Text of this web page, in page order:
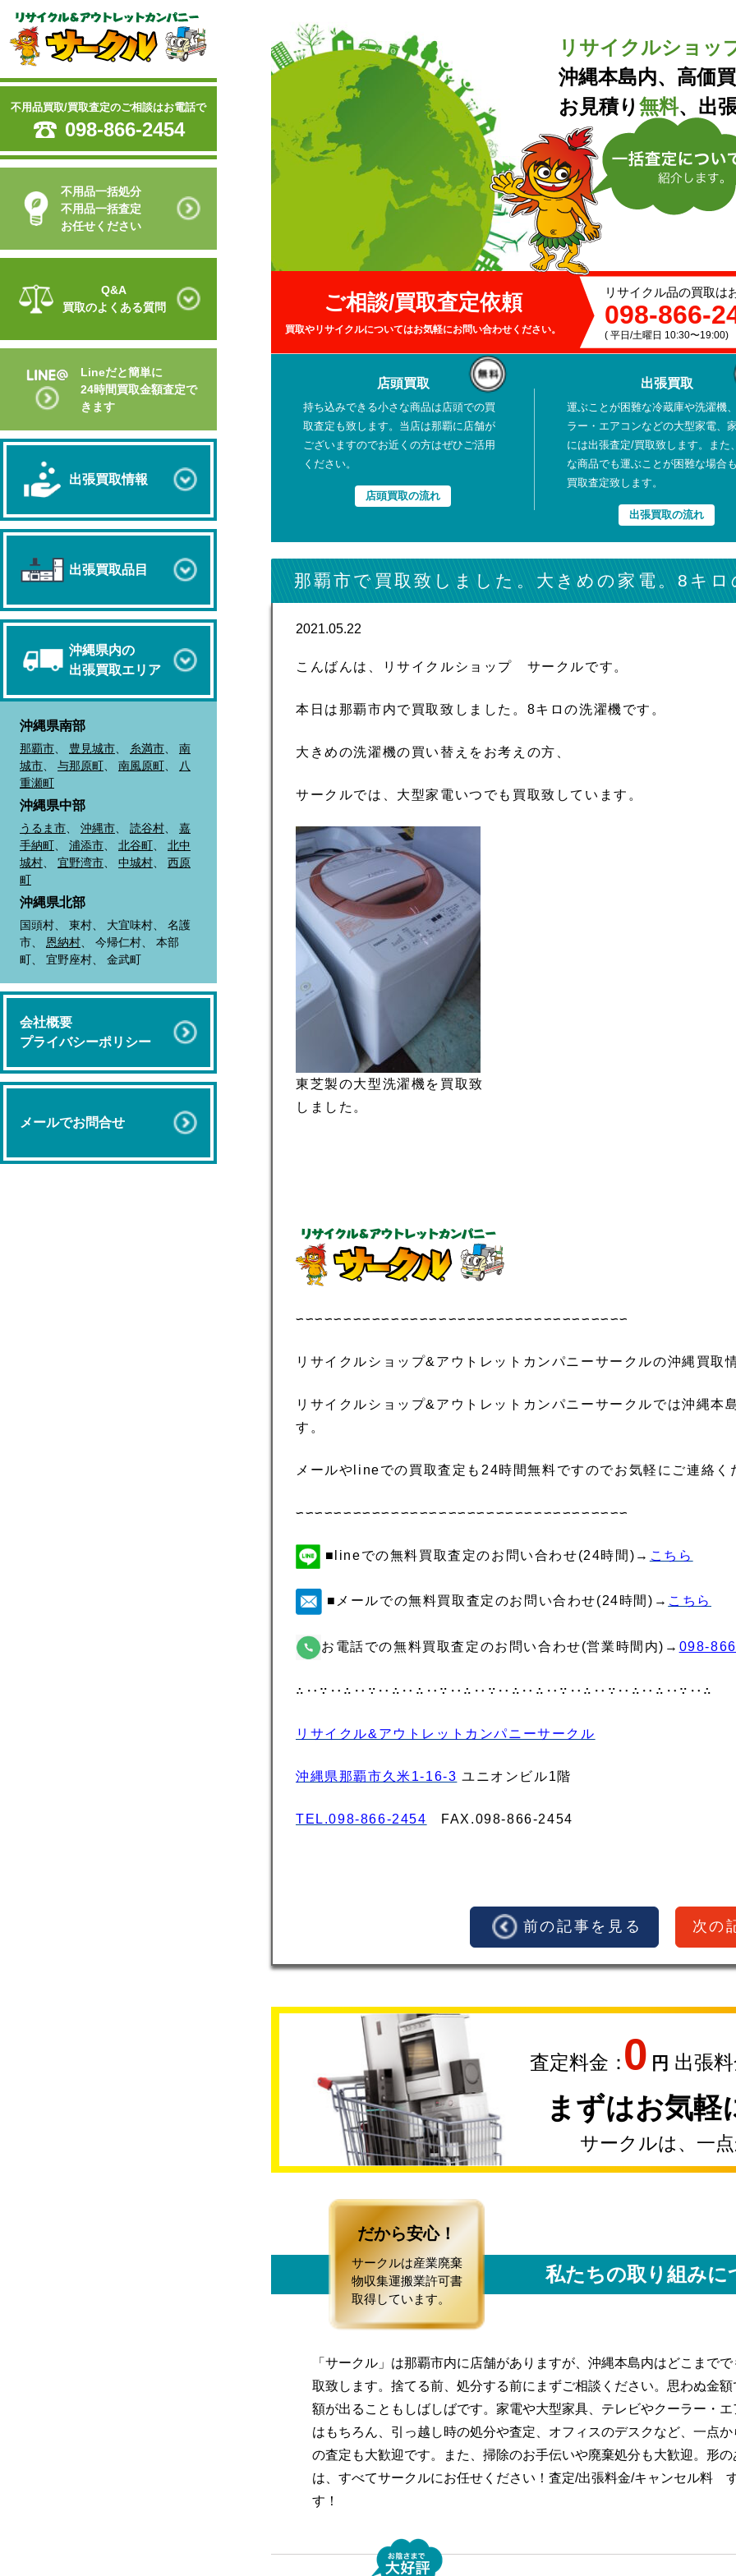
不用品買取/買取査定のご相談はお電話で
098-866-2454
不用品一括処分
不用品一括査定
お任せください
Q&A
買取のよくある質問
Lineだと簡単に
24時間買取金額査定で
きます
出張買取情報
出張買取品目
沖縄県内の
出張買取エリア
沖縄県南部
那覇市、 豊見城市、 糸満市、 南
城市、 与那原町、 南風原町、
八
重瀬町
沖縄県中部
うるま市、 沖縄市、 読谷村、 嘉
手納町、 浦添市、 北谷町、 北中
城村、 宜野湾市、 中城村、 西原
町
沖縄県北部
国頭村、 東村、 大宜味村、 名護
市、 恩納村、 今帰仁村、 本部
町、 宜野座村、 金武町
会社概要
プライバシーポリシー
メールでお問合せ
リサイクルショッ
沖縄本島内、高価
お見積り 無料、出
ご相談/買取査定依頼
買取やリサイクルについてはお気軽にお問い合わせください。
リサイクル品の買取は
098-866-
( 平日/土曜日 10:30〜19:00)
店頭買取
持ち込みできる小さな商品は店頭での買
取査定も致します。当店は那覇に店舗が
ございますのでお近くの方はぜひご活用
ください。
店頭買取の流れ
出張買取
運ぶことが困難な冷蔵庫や洗濯機
ラー・エアコンなどの大型家電、
には出張査定/買取致します。また
な商品でも運ぶことが困難な場合
買取査定致します。
出張買取の流れ
那覇市で買取致しました。大きめの家電。8キロ
2021.05.22
こんばんは、リサイクルショップ サークルです。
本日は那覇市内で買取致しました。8キロの洗濯機です。
大きめの洗濯機の買い替えをお考えの方、
サークルでは、大型家電いつでも買取致しています。
東芝製の大型洗濯機を買取致
しました。
∽∽∽∽∽∽∽∽∽∽∽∽∽∽∽∽∽∽∽∽∽∽∽∽∽∽∽∽∽∽∽∽∽∽∽
リサイクルショップ&アウトレットカンパニーサークルの沖縄買取
リサイクルショップ&アウトレットカンパニーサークルでは沖縄本
す。
メールやlineでの買取査定も24時間無料ですのでお気軽にご連絡く
∽∽∽∽∽∽∽∽∽∽∽∽∽∽∽∽∽∽∽∽∽∽∽∽∽∽∽∽∽∽∽∽∽∽∽
■lineでの無料買取査定のお問い合わせ(24時間)→ こちら
■メールでの無料買取査定のお問い合わせ(24時間)→ こちら
お電話での無料買取査定のお問い合わせ(営業時間内)→ 098-
∴‥∵‥∴‥∵‥∴‥∴‥∵‥∴‥∵‥∴‥∴‥∵‥∴‥∵‥∴‥∴‥∵‥∴
リサイクル&アウトレットカンパニーサークル
沖縄県那覇市久米1-16-3 ユニオンビル1階
TEL.098-866-2454 FAX.098‐866‐2454
前の記事を見る 次の
査定料金：0 円 出張
まずはお気軽
サークルは、一
だから安心！
サークルは産業廃棄
物収集運搬業許可書
取得しています。
私たちの取り組みに
「サークル」は那覇市内に店舗がありますが、沖縄本島内はどこまで
取致します。捨てる前、処分する前にまずご相談ください。思わぬ金額
額が出ることもしばしばです。家電や大型家具、テレビやクーラー・
はもちろん、引っ越し時の処分や査定、オフィスのデスクなど、一点か
の査定も大歓迎です。また、掃除のお手伝いや廃棄処分も大歓迎。形の
は、すべてサークルにお任せください！査定/出張料金/キャンセル料
す！